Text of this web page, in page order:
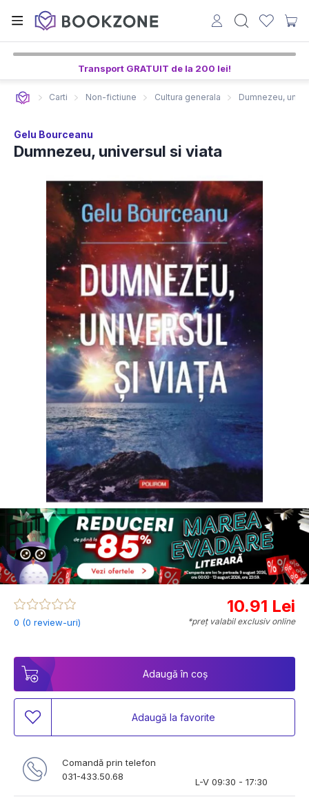
Transport GRATUIT de la 200 lei!
Carti Non-fictiune Cultura generala Dumnezeu,
Gelu Bourceanu
Dumnezeu, universul si viata
0 (0 review-uri)
10.91 Lei
*preț valabil exclusiv online
Adaugă în coș
Adaugă la favorite
Comandă prin telefon
031-433.50.68
L-V 09:30 - 17:30